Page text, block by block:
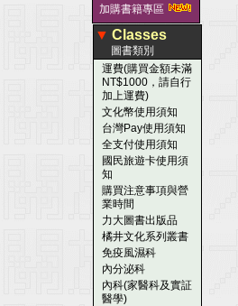
加購書籍專區
▼ Classes
圖書類別
運費(購買金額未滿
NT$1000，請自行
加上運費)
文化幣使用須知
台灣Pay使用須知
全支付使用須知
國民旅遊卡使用須
知
購買注意事項與營
業時間
力大圖書出版品
橘井文化系列叢書
免疫風濕科
內分泌科
內科(家醫科及實証
醫學)